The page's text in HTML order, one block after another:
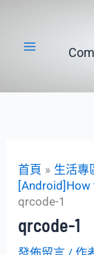
首頁
生活專
[Android]How
qrcode-1
qrcode-1